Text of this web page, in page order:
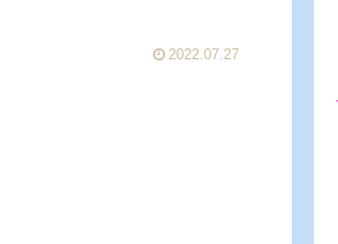
2022.07.27